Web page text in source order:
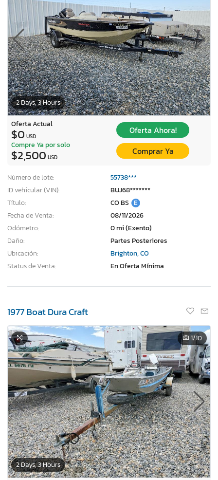
2 Days, 3 Hours
Oferta Actual
$0 USD
Oferta Ahora!
Compre Ya por solo
$2,500 USD
Comprar Ya
Número de lote:
55738***
ID vehicular (VIN):
BUJ68*******
Título:
CO BS E
Fecha de Venta:
08/11/2026
Odómetro:
0 mi (Exento)
Daño:
Partes Posteriores
Ubicación:
Brighton, CO
Status de Venta:
En Oferta Mínima
1977 Boat Dura Craft
2 Days, 3 Hours
1/10